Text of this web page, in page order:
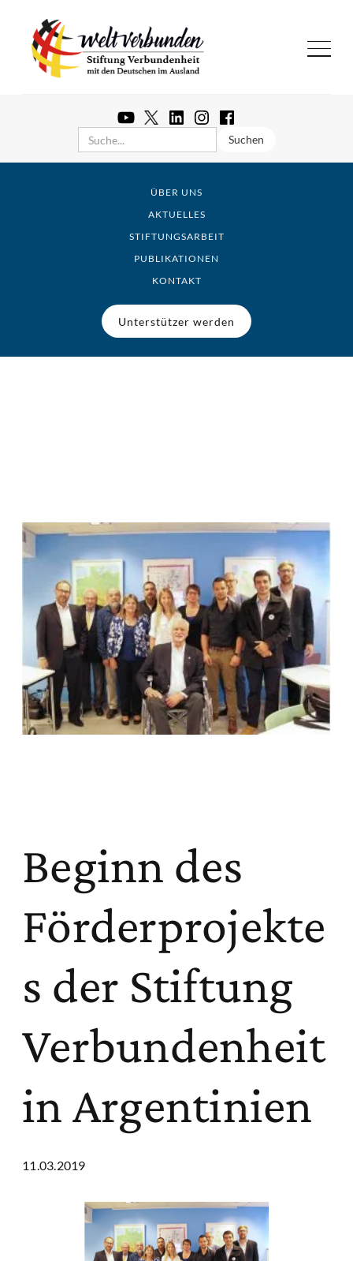
ÜBER UNS
AKTUELLES
STIFTUNGSARBEIT
PUBLIKATIONEN
KONTAKT
Unterstützer werden
Beginn des
Förderprojekte
s der Stiftung
Verbundenheit
in Argentinien
11.03.2019